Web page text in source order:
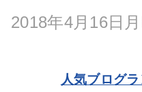
2018年4月16日月
人気ブログ